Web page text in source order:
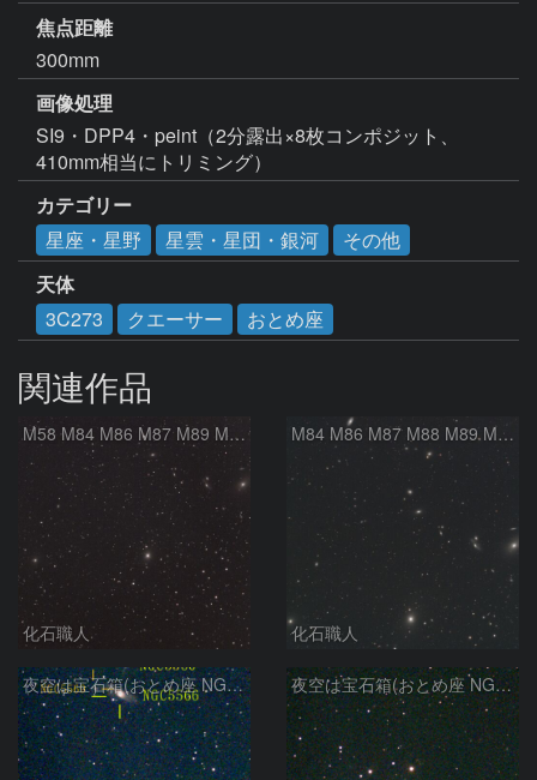
焦点距離
300mm
画像処理
SI9・DPP4・peint（2分露出×8枚コンポジット、
410mm相当にトリミング）
カテゴリー
星座・星野
星雲・星団・銀河
その他
天体
3C273
クエーサー おとめ座
関連作品
M58 M84 M86 M87 M89 M90 マルカリアンの銀河鎖 おとめ座 かみのけ座
化石職人
M84 M86 M87 M88 M89 M90 M91 マルカリアンの銀河鎖 おとめ座 かみのけ座
化石職人
夜空は宝石箱(おとめ座 NGC5566) Seestar50 夜空は宝石箱(おとめ座 NGC5746) Seestar50